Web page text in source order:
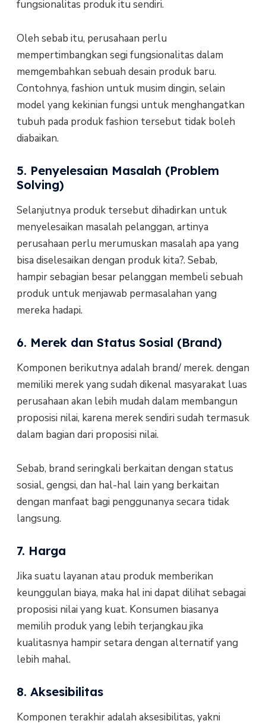
fungsionalitas produk itu sendiri.
Oleh sebab itu, perusahaan perlu
mempertimbangkan segi fungsionalitas dalam
memgembahkan sebuah desain produk baru.
Contohnya, fashion untuk musim dingin, selain
model yang kekinian fungsi untuk menghangatkan
tubuh pada produk fashion tersebut tidak boleh
diabaikan.
5. Penyelesaian Masalah (Problem
Solving)
Selanjutnya produk tersebut dihadirkan untuk
menyelesaikan masalah pelanggan, artinya
perusahaan perlu merumuskan masalah apa yang
bisa diselesaikan dengan produk kita?. Sebab,
hampir sebagian besar pelanggan membeli sebuah
produk untuk menjawab permasalahan yang
mereka hadapi.
6. Merek dan Status Sosial (Brand)
Komponen berikutnya adalah brand/ merek. dengan
memiliki merek yang sudah dikenal masyarakat luas
perusahaan akan lebih mudah dalam membangun
proposisi nilai, karena merek sendiri sudah termasuk
dalam bagian dari proposisi nilai.
Sebab, brand seringkali berkaitan dengan status
sosial, gengsi, dan hal-hal lain yang berkaitan
dengan manfaat bagi penggunanya secara tidak
langsung.
7. Harga
Jika suatu layanan atau produk memberikan
keunggulan biaya, maka hal ini dapat dilihat sebagai
proposisi nilai yang kuat. Konsumen biasanya
memilih produk yang lebih terjangkau jika
kualitasnya hampir setara dengan alternatif yang
lebih mahal.
8. Aksesibilitas
Komponen terakhir adalah aksesibilitas, yakni